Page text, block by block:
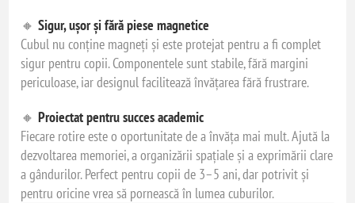
🔸Sigur, ușor și fără piese magnetice
Cubul nu conține magneți și este protejat pentru a fi complet
sigur pentru copii. Componentele sunt stabile, fără margini
periculoase, iar designul facilitează învățarea fără frustrare.
🔸Proiectat pentru succes academic
Fiecare rotire este o oportunitate de a învăța mai mult. Ajută la
dezvoltarea memoriei, a organizării spațiale și a exprimării clare
a gândurilor. Perfect pentru copii de 3–5 ani, dar potrivit și
pentru oricine vrea să pornească în lumea cuburilor.